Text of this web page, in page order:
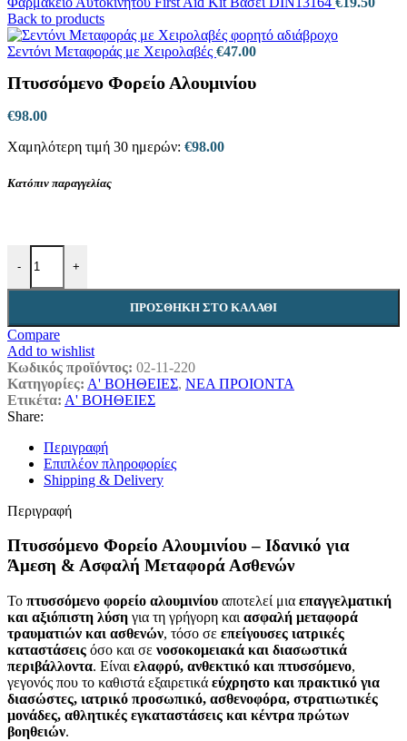
Back to products
Σεντόνι Μεταφοράς με Χειρολαβές €47.00
Πτυσσόμενο Φορείο Αλουμινίου
€98.00
Χαμηλότερη τιμή 30 ημερών: €98.00
Κατόπιν παραγγελίας
-
Πτυσσόμενο Φορείο Αλουμινίου ποσότητα
+
ΠΡΟΣΘΉΚΗ ΣΤΟ ΚΑΛΆΘΙ
Compare
Add to wishlist
Κωδικός προϊόντος: 02-11-220
Κατηγορίες: Α' ΒΟΗΘΕΙΕΣ, ΝΕΑ ΠΡΟΙΟΝΤΑ
Ετικέτα: Α' ΒΟΗΘΕΙΕΣ
Share:
Περιγραφή
Επιπλέον πληροφορίες
Shipping & Delivery
Περιγραφή
Πτυσσόμενο Φορείο Αλουμινίου – Ιδανικό για
Άμεση & Ασφαλή Μεταφορά Ασθενών
Το πτυσσόμενο φορείο αλουμινίου αποτελεί μια επαγγελματική
και αξιόπιστη λύση για τη γρήγορη και ασφαλή μεταφορά
τραυματιών και ασθενών, τόσο σε επείγουσες ιατρικές
καταστάσεις όσο και σε νοσοκομειακά και διασωστικά
περιβάλλοντα. Είναι ελαφρύ, ανθεκτικό και πτυσσόμενο,
γεγονός που το καθιστά εξαιρετικά εύχρηστο και πρακτικό για
διασώστες, ιατρικό προσωπικό, ασθενοφόρα, στρατιωτικές
μονάδες, αθλητικές εγκαταστάσεις και κέντρα πρώτων
βοηθειών.